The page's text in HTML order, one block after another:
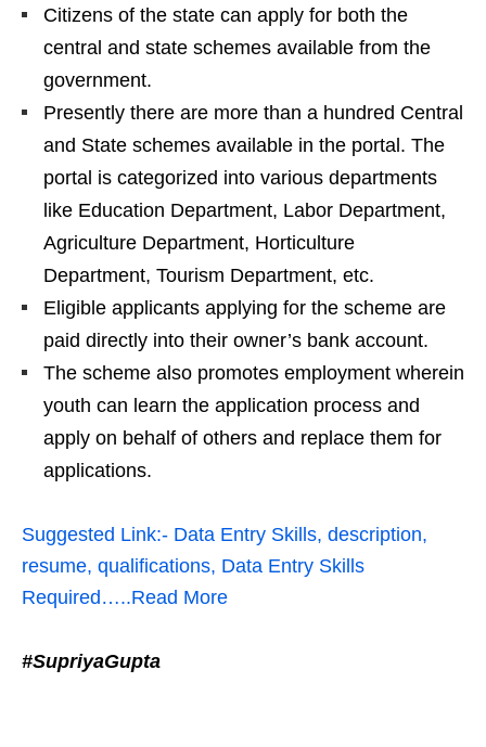
Citizens of the state can apply for both the
central and state schemes available from the
government.
Presently there are more than a hundred Central
and State schemes available in the portal. The
portal is categorized into various departments
like Education Department, Labor Department,
Agriculture Department, Horticulture
Department, Tourism Department, etc.
Eligible applicants applying for the scheme are
paid directly into their owner’s bank account.
The scheme also promotes employment wherein
youth can learn the application process and
apply on behalf of others and replace them for
applications.
Suggested Link:- Data Entry Skills, description,
resume, qualifications, Data Entry Skills
Required…..Read More
#SupriyaGupta